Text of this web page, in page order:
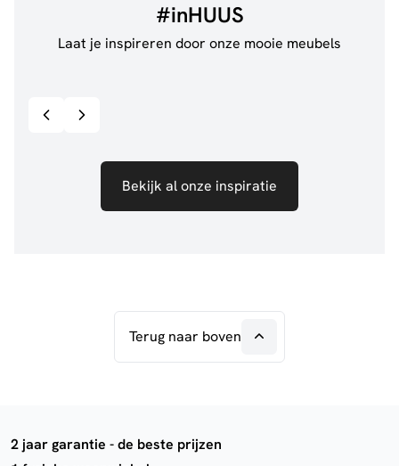
#inHUUS
Laat je inspireren door onze mooie meubels
Bekijk al onze inspiratie
Terug naar boven
2 jaar garantie - de beste prijzen